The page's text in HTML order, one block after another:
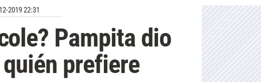
2019 22:31
Pampita dio
prefiere